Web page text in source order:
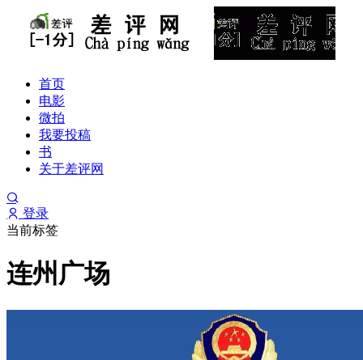
首页
电影
微拍
我要投稿
书
关于差评网
登录
当前标签
连州广场